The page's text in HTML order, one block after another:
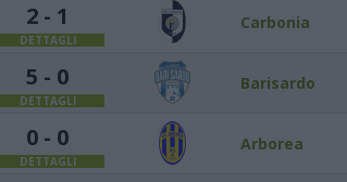
2 - 1
DETTAGLI
Carbonia
5 - 0
DETTAGLI
Barisardo
0 - 0
DETTAGLI
Arborea